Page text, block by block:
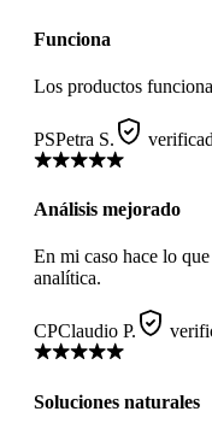
Funciona
Los productos
PSPetra S.
Análisis mejorado
En mi caso hace lo
analítica.
CPClaudio P.
Soluciones naturales